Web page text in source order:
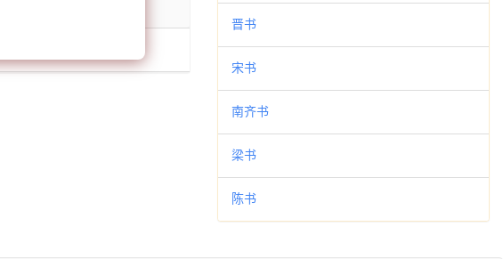
晋书
宋书
南齐书
梁书
陈书